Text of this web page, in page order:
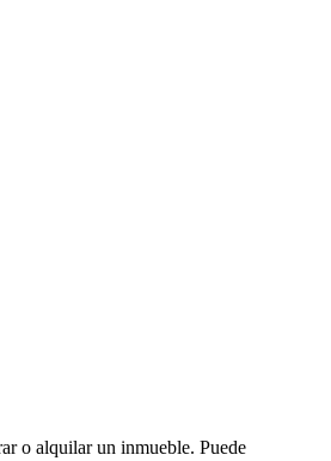
o alquilar un inmueble. Puede